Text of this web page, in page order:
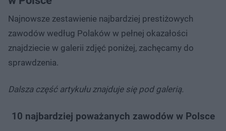
Najnowsze zestawienie najbardziej prestiżowych
zawodów według Polaków w pełnej okazałości
znajdziecie w galerii zdjęć poniżej, zachęcamy do
sprawdzenia.
Dalsza część artykułu znajduje się pod galerią.
10 najbardziej poważanych zawodów w Polsce